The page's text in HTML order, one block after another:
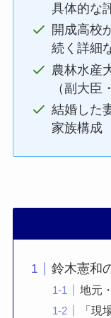
具体的な
開成高校
続く詳細
農林水産
（副大臣
結婚した
家族構成
鈴木憲和
地元
「現